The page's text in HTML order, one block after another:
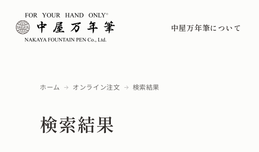
中屋万年筆について
ホーム オンライン注文 検索結果
検索結果